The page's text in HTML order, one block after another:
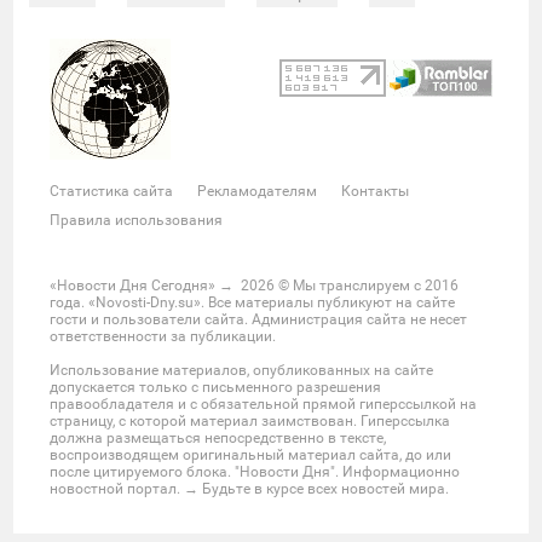
Велоспорт
Покер Хоккей
Баскетбол
Мотор
Теннис Футбол
Фото и видео
Судьи
Статистика
Звезды
Скандалы Шоу-бизнес
Интервью
Мнения
Общество Реформы
Законы
Власть
Мир Россия
Ростов-на-Дону
Нижний Новгород
Казань
Омск
Красноярск Новосибирс
Екатеринбург
Крым
Забайкальский край
Украина
Латинская Америка
США
Азия
Статистика сайта Рекламодателям
Контакты
Правила использования
«Новости Дня Сегодня» →2026 © Мы транслируем с 2016
года. «Novosti-Dny.su». Все материалы публикуют на сайте
гости и пользователи сайта. Администрация сайта не несет
ответственности за публикации.
Использование материалов, опубликованных на сайте
допускается только с письменного разрешения
правообладателя и с обязательной прямой гиперссылкой на
страницу, с которой материал заимствован. Гиперссылка
должна размещаться непосредственно в тексте,
воспроизводящем оригинальный материал сайта, до или
после цитируемого блока. "Новости Дня". Информационно
новостной портал. → Будьте в курсе всех новостей мира.